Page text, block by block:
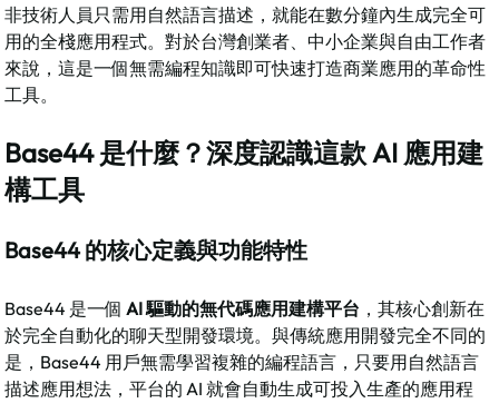
非技術人員只需用自然語言描述，就能在數分鐘內生成完全可
用的全棧應用程式。對於台灣創業者、中小企業與自由工作者
來說，這是一個無需編程知識即可快速打造商業應用的革命性
工具。​
Base44 是什麼？深度認識這款 AI 應用建
構工具
Base44 的核心定義與功能特性
Base44 是一個 AI 驅動的無代碼應用建構平台 ，其核心創新在
於完全自動化的聊天型開發環境。與傳統應用開發完全不同的
是，Base44 用戶無需學習複雜的編程語言，只要用自然語言
描述應用想法，平台的 AI 就會自動生成可投入生產的應用程